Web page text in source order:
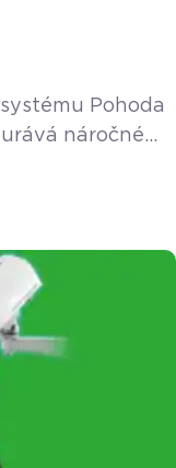
Pohoda
náročné
podnikat
že
jim […]